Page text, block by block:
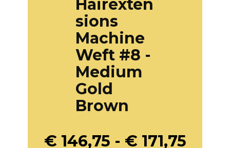
Hairexten
sions
Machine
Weft #8 -
Medium
Gold
Brown
€ 146,75 - € 171,75